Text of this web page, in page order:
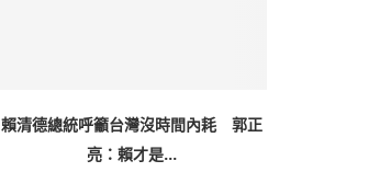
賴清德總統呼籲台灣沒時間內耗 郭正
亮：賴才是...